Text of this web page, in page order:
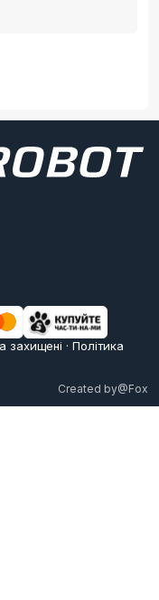
захищені · Політика
Created by@Fox